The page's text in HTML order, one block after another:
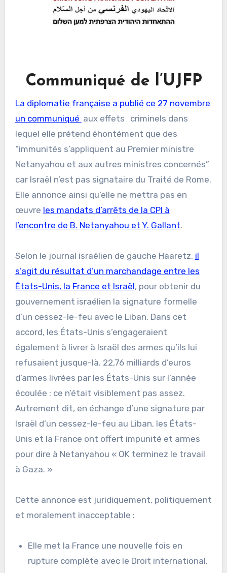
Communiqué de l’UJFP
La diplomatie française a publié ce 27 novembre
un communiqué aux effets
criminels dans
lequel elle prétend éhontément que des
“immunités s’appliquent au Premier ministre
Netanyahou et aux autres ministres concernés”
car Israël n’est pas signataire du Traité de Rome.
Elle annonce ainsi qu’elle ne mettra pas en
œuvre les mandats d’arrêts de la CPI à
l’encontre de B. Netanyahou et Y. Gallant.
Selon le journal israélien de gauche Haaretz, il
s’agit du résultat d’un marchandage entre les
États-Unis, la France et Israël, pour obtenir du
gouvernement israélien la signature formelle
d’un cessez-le-feu avec le Liban. Dans cet
accord, les États-Unis s’engageraient
également à livrer à Israël des armes qu’ils lui
refusaient jusque-là. 22,76 milliards d’euros
d’armes livrées par les États-Unis sur l’année
écoulée : ce n’était visiblement pas assez.
Autrement dit, en échange d’une signature par
Israël d’un cessez-le-feu au Liban, les États-
Unis et la France ont offert impunité et armes
pour dire à Netanyahou « OK terminez le travail
à Gaza. »
Cette annonce est juridiquement, politiquement
et moralement inacceptable :
Elle met la France une nouvelle fois en
rupture complète avec le Droit international.